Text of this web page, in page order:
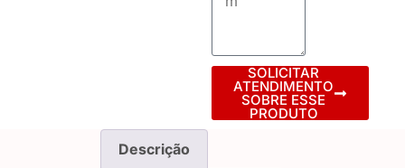
SOLICITAR
ATENDIMENTO
SOBRE ESSE
PRODUTO
Descrição